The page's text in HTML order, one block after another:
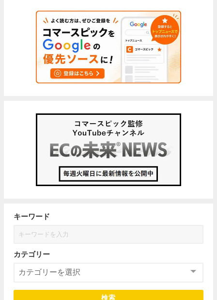
キーワード
カテゴリー
検索